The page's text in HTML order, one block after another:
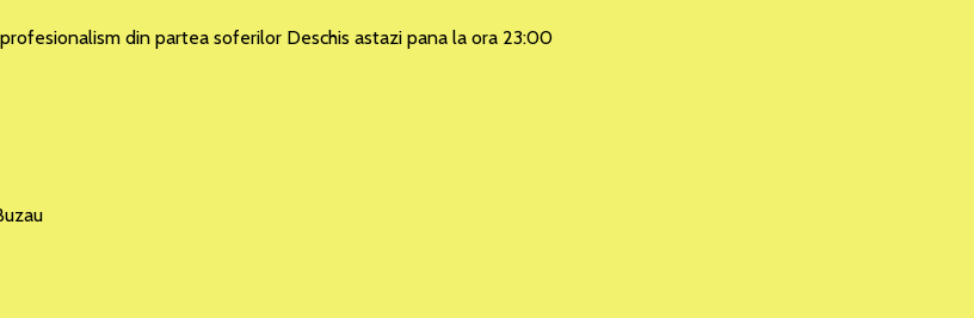
din partea soferilor Deschis astazi pana la ora 23:00